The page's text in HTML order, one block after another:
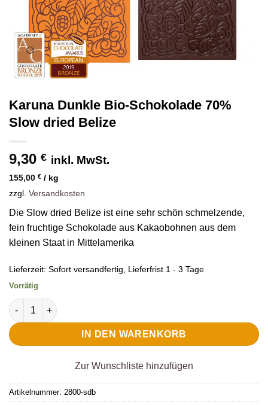
Karuna Dunkle Bio-Schokolade 70%
Slow dried Belize
9,30 € inkl. MwSt.
155,00 € / kg
zzgl. Versandkosten
Die Slow dried Belize ist eine sehr schön schmelzende,
fein fruchtige Schokolade aus Kakaobohnen aus dem
kleinen Staat in Mittelamerika
Lieferzeit: Sofort versandfertig, Lieferfrist 1 - 3 Tage
Vorrätig
Karuna Dunkle Bio-Schokolade 70% Slow dried Belize Menge
IN DEN WARENKORB
Zur Wunschliste hinzufügen
Artikelnummer: 2800-sdb